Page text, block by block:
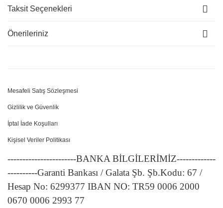
Taksit Seçenekleri
Önerileriniz
Mesafeli Satış Sözleşmesi
Gizlilik ve Güvenlik
İptal İade Koşulları
Kişisel Veriler Politikası
-----------------------BANKA BİLGİLERİMİZ-------------
----------Garanti Bankası / Galata Şb. Şb.Kodu: 67 /
Hesap No: 6299377 IBAN NO: TR59 0006 2000
0670 0006 2993 77